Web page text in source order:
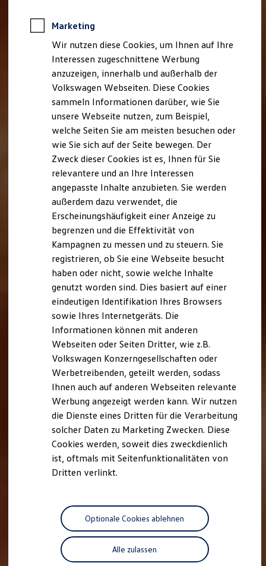
Rekuperation
Laden unterwegs
Laden Zuhause
Ladestationen finden
Ladezeitensimulator
Batterie
Sicherheit
Nachhaltigkeit
Technologie
Kosten und Kauf
Kaufoptionen
E-Auto-Förderung
Software und Konnektivität
Die ID. Software 6
ID. Software Versionen und Updates
Digitale Extras
Schnittstellen zu Ihrem ID.
Hybridautos
Marke und Erlebnis
Volkswagen R und R Experience
R-Modelle
R Experience
Driving Experience
Volkswagen entdecken
Werkbesichtigung
Lifestyle Shop
T-Roc Kollektion
Golf Kollektion
ID. Kollektion
Volkswagen Kollektion
R-Kollektion
GTI Kollektion
Fußball Drop
we drive football
#wedriveproud
Besitzer und Service
Software Updates
Service und Ersatzteile
Motorenöl und Flüssigkeiten
Räder und Reifen
Pannen- und Unfallhilfe
Economy Service
Volkswagen Teile
Zubehör
Marketing
Wir nutzen diese Cookies, um Ihnen auf Ihre
Interessen zugeschnittene Werbung
anzuzeigen, innerhalb und außerhalb der
Volkswagen Webseiten. Diese Cookies
sammeln Informationen darüber, wie Sie
unsere Webseite nutzen, zum Beispiel,
welche Seiten Sie am meisten besuchen oder
wie Sie sich auf der Seite bewegen. Der
Zweck dieser Cookies ist es, Ihnen für Sie
relevantere und an Ihre Interessen
angepasste Inhalte anzubieten. Sie werden
außerdem dazu verwendet, die
Erscheinungshäufigkeit einer Anzeige zu
begrenzen und die Effektivität von
Kampagnen zu messen und zu steuern. Sie
registrieren, ob Sie eine Webseite besucht
haben oder nicht, sowie welche Inhalte
genutzt worden sind. Dies basiert auf einer
eindeutigen Identifikation Ihres Browsers
sowie Ihres Internetgeräts. Die
Informationen können mit anderen
Webseiten oder Seiten Dritter, wie z.B.
Volkswagen Konzerngesellschaften oder
Werbetreibenden, geteilt werden, sodass
Ihnen auch auf anderen Webseiten relevante
Werbung angezeigt werden kann. Wir nutzen
die Dienste eines Dritten für die Verarbeitung
solcher Daten zu Marketing Zwecken. Diese
Cookies werden, soweit dies zweckdienlich
ist, oftmals mit Seitenfunktionalitäten von
Dritten verlinkt.
Alle zulassen
Optionale Cookies ablehnen